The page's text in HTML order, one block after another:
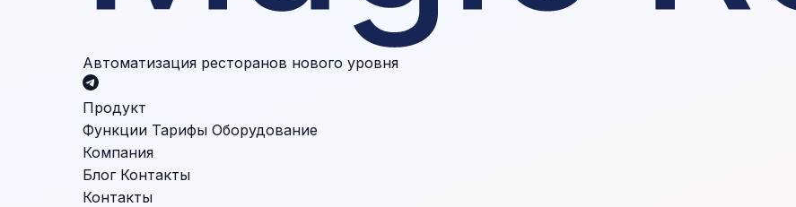
Автоматизация ресторанов нового уровня
Продукт
Функции Тарифы Оборудование
Компания
Блог Контакты
Контакты